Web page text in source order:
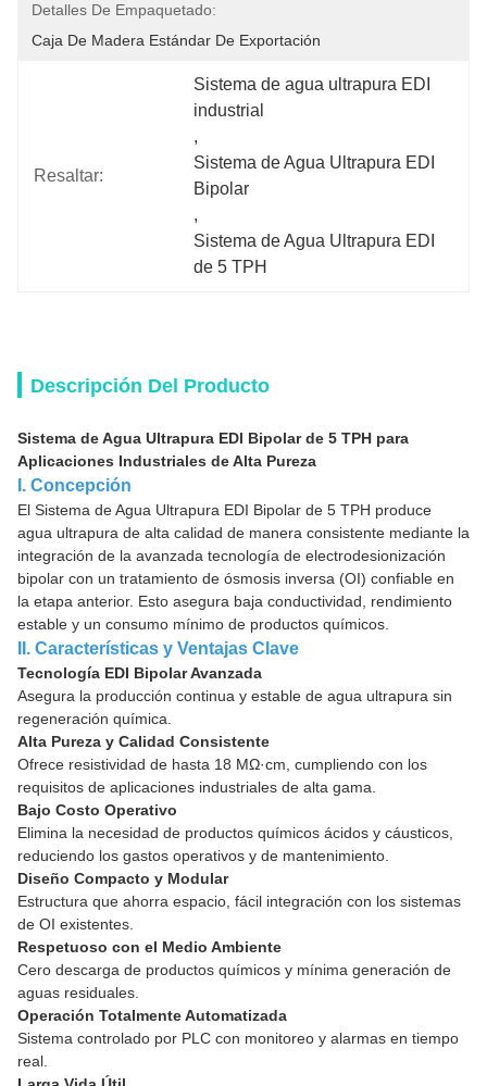
Detalles De Empaquetado:
Caja De Madera Estándar De Exportación
Resaltar:
Sistema de agua ultrapura EDI
industrial
,
Sistema de Agua Ultrapura EDI
Bipolar
,
Sistema de Agua Ultrapura EDI
de 5 TPH
Descripción Del Producto
Sistema de Agua Ultrapura EDI Bipolar de 5 TPH para
Aplicaciones Industriales de Alta Pureza
I. Concepción
El Sistema de Agua Ultrapura EDI Bipolar de 5 TPH produce
agua ultrapura de alta calidad de manera consistente mediante la
integración de la avanzada tecnología de electrodesionización
bipolar con un tratamiento de ósmosis inversa (OI) confiable en
la etapa anterior. Esto asegura baja conductividad, rendimiento
estable y un consumo mínimo de productos químicos.
II. Características y Ventajas Clave
Tecnología EDI Bipolar Avanzada
Asegura la producción continua y estable de agua ultrapura sin
regeneración química.
Alta Pureza y Calidad Consistente
Ofrece resistividad de hasta 18 MΩ·cm, cumpliendo con los
requisitos de aplicaciones industriales de alta gama.
Bajo Costo Operativo
Elimina la necesidad de productos químicos ácidos y cáusticos,
reduciendo los gastos operativos y de mantenimiento.
Diseño Compacto y Modular
Estructura que ahorra espacio, fácil integración con los sistemas
de OI existentes.
Respetuoso con el Medio Ambiente
Cero descarga de productos químicos y mínima generación de
aguas residuales.
Operación Totalmente Automatizada
Sistema controlado por PLC con monitoreo y alarmas en tiempo
real.